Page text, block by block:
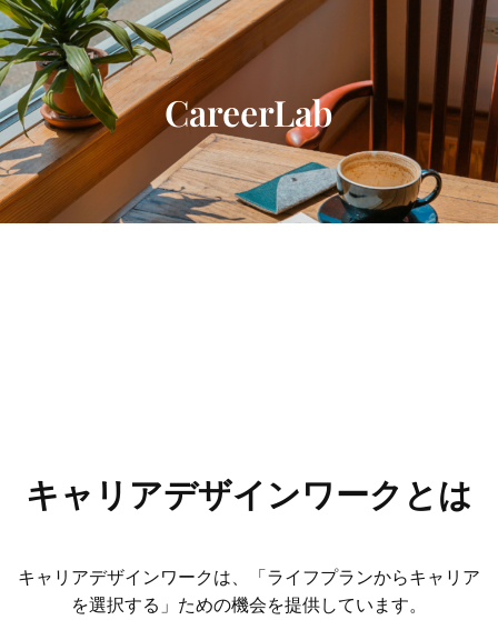
内
容
を
ス
キ
ッ
プ
CareerLab
キャリアデザインワークとは
キャリアデザインワークは、「ライフプランからキャリア
を選択する」ための機会を提供しています。